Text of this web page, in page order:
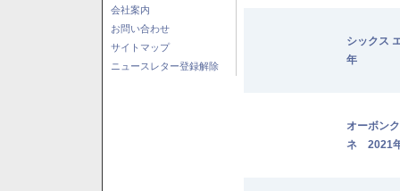
会社案内
お問い合わせ
サイトマップ
ニュースレター登録解除
シックス
年
オーボン
ネ 2021